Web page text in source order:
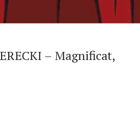
– Magnificat,